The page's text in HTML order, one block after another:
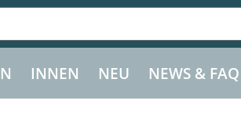
INNEN NEU NEWS & FAQ